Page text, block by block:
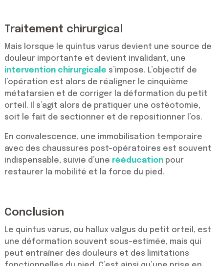
Traitement chirurgical
Mais lorsque le quintus varus devient une source de
douleur importante et devient invalidant, une
intervention chirurgicale s’impose. L’objectif de
l’opération est alors de réaligner le cinquième
métatarsien et de corriger la déformation du petit
orteil. Il s’agit alors de pratiquer une ostéotomie,
soit le fait de sectionner et de repositionner l’os.
En convalescence, une immobilisation temporaire
avec des chaussures post-opératoires est souvent
indispensable, suivie d’une rééducationpour
restaurer la mobilité et la force du pied.
Conclusion
Le quintus varus, ou hallux valgus du petit orteil, est
une déformation souvent sous-estimée, mais qui
peut entraîner des douleurs et des limitations